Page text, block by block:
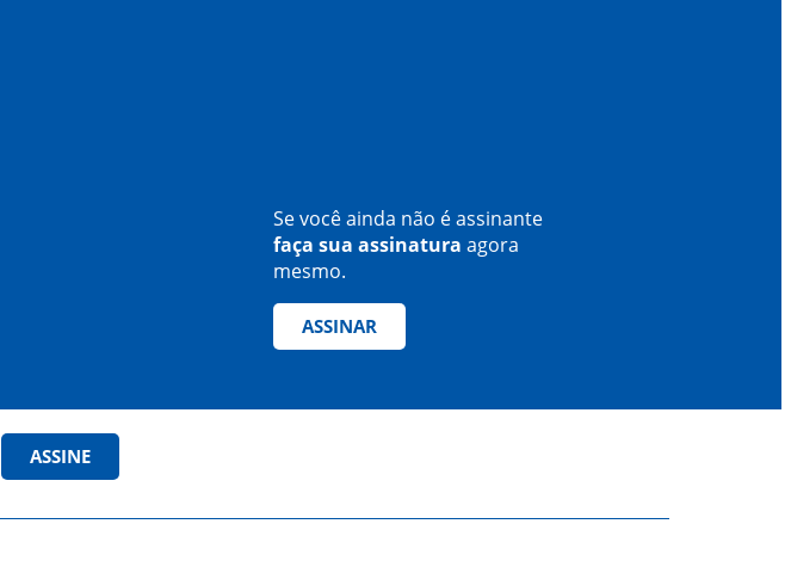
Se você ainda não é assinante
faça sua assinatura agora
mesmo.
ASSINAR
ASSINE